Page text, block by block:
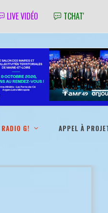
LIVE VIDÉO TCHAT'
RADIO G! APPEL À